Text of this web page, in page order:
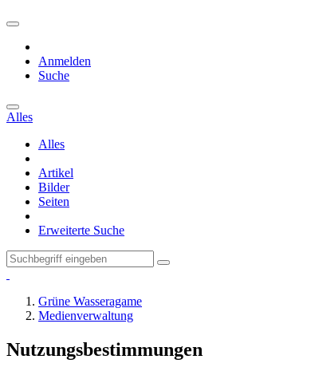
Anmelden
Suche
Alles
Alles
Artikel
Bilder
Seiten
Erweiterte Suche
Grüne Wasseragame
Medienverwaltung
Nutzungsbestimmungen